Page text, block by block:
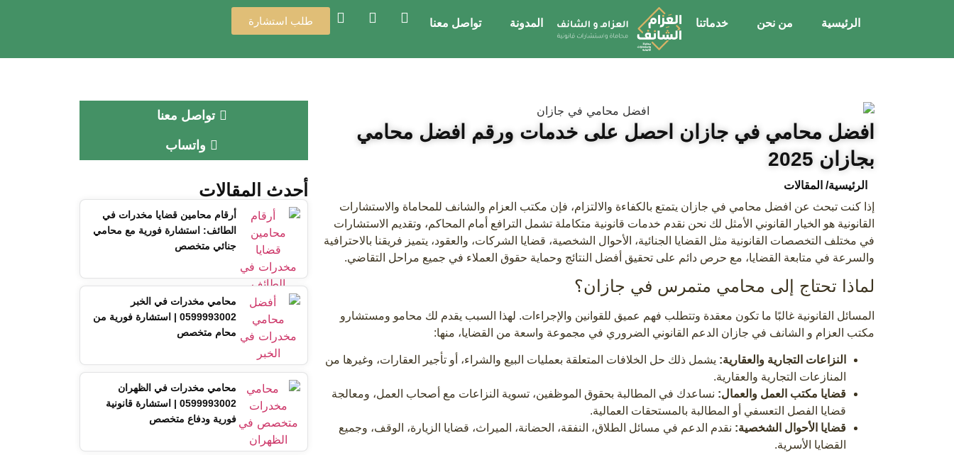
الرئيسية من نحن خدماتنا المدونة تواصل معنا طلب استشارة
تواصل معنا
واتساب
أحدث المقالات
أرقام محامين قضايا مخدرات في
الطائف: استشارة فورية مع محامي
جنائي متخصص
محامي مخدرات في الخبر
0599993002 | استشارة فورية من
محام متخصص
محامي مخدرات في الظهران
0599993002 | استشارة قانونية
فورية ودفاع متخصص
افضل محامي في جازان احصل على خدمات ورقم افضل محامي
بجازان 2025
الرئيسية/ المقالات
إذا كنت تبحث عن افضل محامي في جازان يتمتع بالكفاءة والالتزام، فإن مكتب العزام والشانف للمحاماة والاستشارات
القانونية هو الخيار القانوني الأمثل لك نحن نقدم خدمات قانونية متكاملة تشمل الترافع أمام المحاكم، وتقديم الاستشارات
في مختلف التخصصات القانونية مثل القضايا الجنائية، الأحوال الشخصية، قضايا الشركات، والعقود، يتميز فريقنا بالاحترافية
والسرعة في متابعة القضايا، مع حرص دائم على تحقيق أفضل النتائج وحماية حقوق العملاء في جميع مراحل التقاضي.
لماذا تحتاج إلى محامي متمرس في جازان؟
المسائل القانونية غالبًا ما تكون معقدة وتتطلب فهم عميق للقوانين والإجراءات. لهذا السبب يقدم لك محامو ومستشارو
مكتب العزام و الشانف في جازان الدعم القانوني الضروري في مجموعة واسعة من القضايا، منها:
النزاعات التجارية والعقارية: يشمل ذلك حل الخلافات المتعلقة بعمليات البيع والشراء، أو تأجير العقارات، وغيرها من
المنازعات التجارية والعقارية.
قضايا مكتب العمل والعمال: نساعدك في المطالبة بحقوق الموظفين، تسوية النزاعات مع أصحاب العمل، ومعالجة
قضايا الفصل التعسفي أو المطالبة بالمستحقات العمالية.
قضايا الأحوال الشخصية: نقدم الدعم في مسائل الطلاق، النفقة، الحضانة، الميراث، قضايا الزيارة، الوقف، وجميع
القضايا الأسرية.